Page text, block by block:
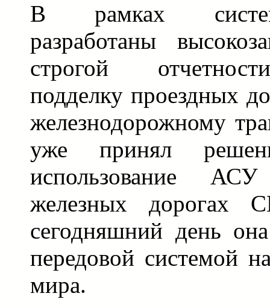
В рамках
разработаны
строгой
подделку проездных
железнодорожному
уже принял
использование
железных дорогах
сегодняшний день
передовой системой
мира.